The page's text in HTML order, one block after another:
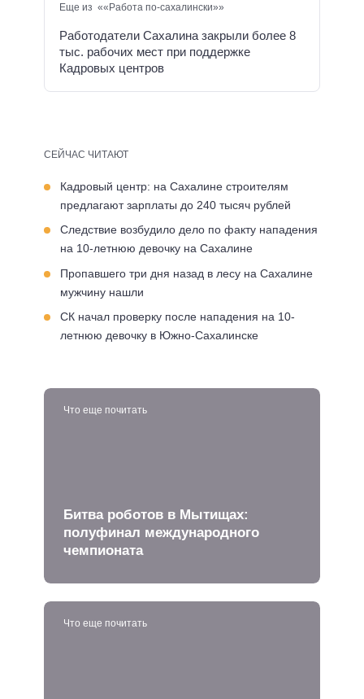
Еще из ««Работа по-сахалински»»
Работодатели Сахалина закрыли более 8
тыс. рабочих мест при поддержке
Кадровых центров
СЕЙЧАС ЧИТАЮТ
Кадровый центр: на Сахалине строителям
предлагают зарплаты до 240 тысяч рублей
Следствие возбудило дело по факту нападения
на 10-летнюю девочку на Сахалине
Пропавшего три дня назад в лесу на Сахалине
мужчину нашли
СК начал проверку после нападения на 10-
летнюю девочку в Южно-Сахалинске
Что еще почитать
Битва роботов в Мытищах:
полуфинал международного
чемпионата
Что еще почитать